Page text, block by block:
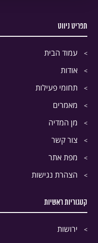
תפריט ניווט
עמוד הבית
אודות
תחומי פעילות
מאמרים
מן המדיה
צור קשר
מפת אתר
הצהרת נגישות
קטגוריות ראשיות
ירושות